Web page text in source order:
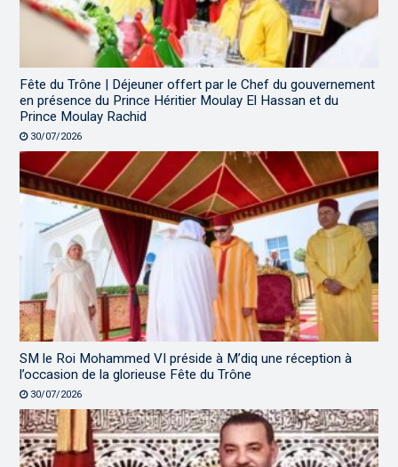
Fête du Trône | Déjeuner offert par le Chef du gouvernement
en présence du Prince Héritier Moulay El Hassan et du
Prince Moulay Rachid
30/07/2026
SM le Roi Mohammed VI préside à M’diq une réception à
l’occasion de la glorieuse Fête du Trône
30/07/2026